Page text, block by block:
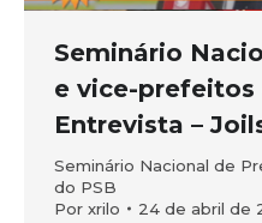
Seminário
e vice-prefeitos
Entrevista –
Seminário Nacional de
do PSB
Por xrilo 24 de abril de